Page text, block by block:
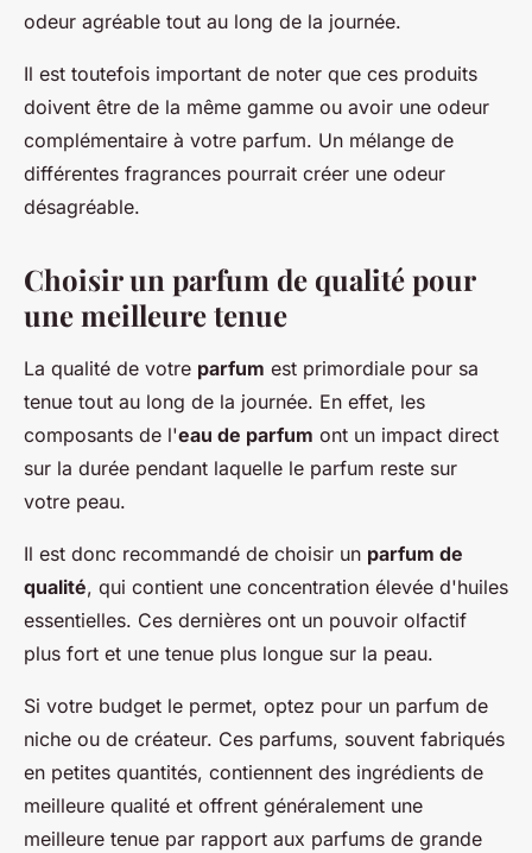
odeur agréable tout au long de la journée.
Il est toutefois important de noter que ces produits
doivent être de la même gamme ou avoir une odeur
complémentaire à votre parfum. Un mélange de
différentes fragrances pourrait créer une odeur
désagréable.
Choisir un parfum de qualité pour
une meilleure tenue
La qualité de votre parfum est primordiale pour sa
tenue tout au long de la journée. En effet, les
composants de l'eau de parfum ont un impact direct
sur la durée pendant laquelle le parfum reste sur
votre peau.
Il est donc recommandé de choisir un parfum de
qualité, qui contient une concentration élevée d'huiles
essentielles. Ces dernières ont un pouvoir olfactif
plus fort et une tenue plus longue sur la peau.
Si votre budget le permet, optez pour un parfum de
niche ou de créateur. Ces parfums, souvent fabriqués
en petites quantités, contiennent des ingrédients de
meilleure qualité et offrent généralement une
meilleure tenue par rapport aux parfums de grande